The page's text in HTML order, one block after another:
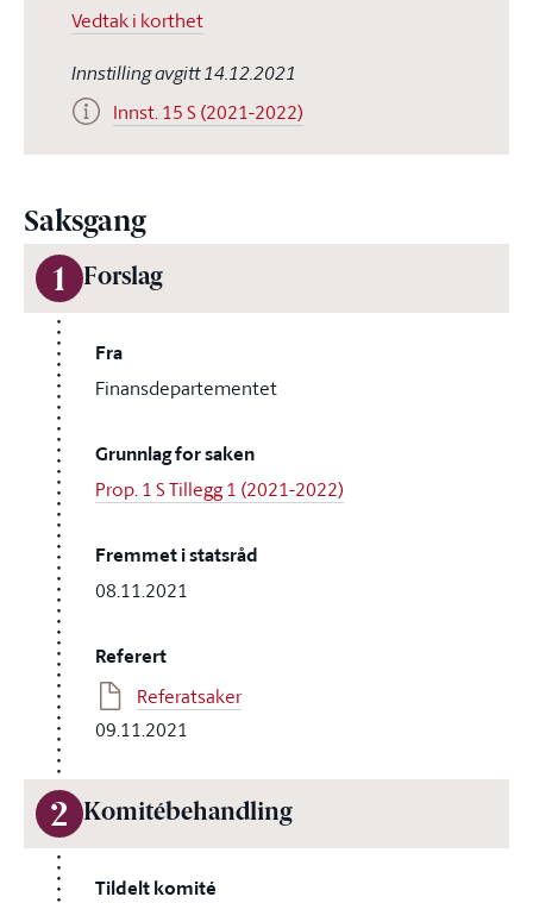
Vedtak i korthet
Innstilling avgitt 14.12.2021
Innst. 15 S (2021-2022)
Saksgang
1 Forslag
Fra
Finansdepartementet
Grunnlag for saken
Prop. 1 S Tillegg 1 (2021-2022)
Fremmet i statsråd
08.11.2021
Referert
Referatsaker
09.11.2021
2 Komitébehandling
Tildelt komité